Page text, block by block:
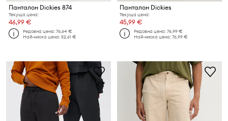
Панталон Dickies 874
Текуща цена:
46,99 €
Редовна цена:76,64 €
Най-ниска цена:52,61 €
Панталон Dickies
Текуща цена:
45,99 €
Редовна цена:76,99 €
Най-ниска цена:76,99 €